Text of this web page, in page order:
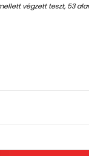
végzett teszt, 53